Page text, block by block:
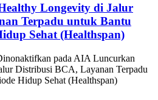
Longevity di Jalur
Terpadu untuk Bantu
Sehat (Healthspan)
pada AIA Luncurkan
Distribusi BCA, Layanan Terpadu
Hidup Sehat (Healthspan)